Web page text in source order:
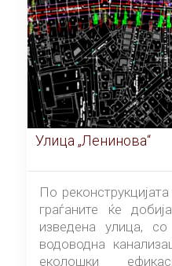
Улица „Ленинова“
По
граѓаните ќе
изведена улица,
водоводна
еколошки